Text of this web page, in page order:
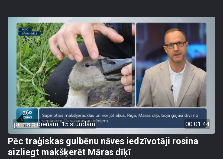
pirms 5 dienām, 15 stundām 00:01:44
Pēc traģiskas gulbēnu nāves iedzīvotāji rosina
aizliegt makšķerēt Māras dīķī